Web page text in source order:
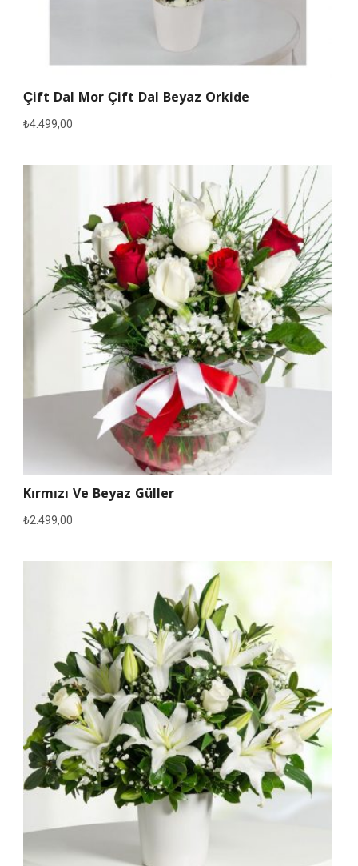
Çift Dal Mor Çift Dal Beyaz Orkide
₺4.499,00
Kırmızı Ve Beyaz Güller
₺2.499,00